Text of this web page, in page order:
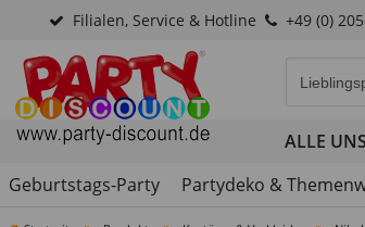
Filialen, Service & Hotline +49 (0)
ALLE
Geburtstags-Party
Partydeko &